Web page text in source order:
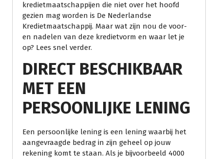
kredietmaatschappijen die niet over het hoofd
gezien mag worden is De Nederlandse
Kredietmaatschappij. Maar wat zijn nou de voor-
en nadelen van deze kredietvorm en waar let je
op? Lees snel verder.
DIRECT BESCHIKBAAR
MET EEN
PERSOONLIJKE LENING
Een persoonlijke lening is een lening waarbij het
aangevraagde bedrag in zijn geheel op jouw
rekening komt te staan. Als je bijvoorbeeld 4000